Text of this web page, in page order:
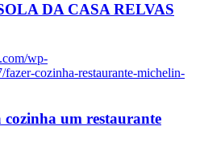
DA CASA RELVAS
wp-
fazer-cozinha-restaurante-michelin-
cozinha um restaurante